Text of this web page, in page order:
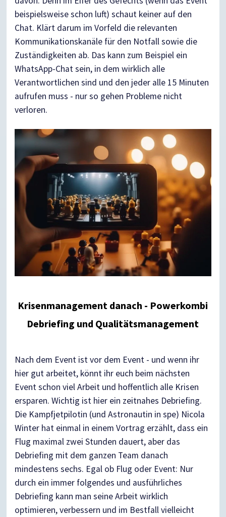
beispielsweise schon luft) schaut keiner auf den
Chat. Klärt darum im Vorfeld die relevanten
Kommunikationskanäle für den Notfall sowie die
Zuständigkeiten ab. Das kann zum Beispiel ein
WhatsApp-Chat sein, in dem wirklich alle
Verantwortlichen sind und den jeder alle 15 Minuten
aufrufen muss - nur so gehen Probleme nicht
verloren.
Krisenmanagement danach - Powerkombi
Debriefing und Qualitätsmanagement
Nach dem Event ist vor dem Event - und wenn ihr
hier gut arbeitet, könnt ihr euch beim nächsten
Event schon viel Arbeit und hoffentlich alle Krisen
ersparen. Wichtig ist hier ein zeitnahes Debriefing.
Die Kampfjetpilotin (und Astronautin in spe) Nicola
Winter hat einmal in einem Vortrag erzählt, dass ein
Flug maximal zwei Stunden dauert, aber das
Debriefing mit dem ganzen Team danach
mindestens sechs. Egal ob Flug oder Event: Nur
durch ein immer folgendes und ausführliches
Debriefing kann man seine Arbeit wirklich
optimieren, verbessern und im Bestfall vielleicht